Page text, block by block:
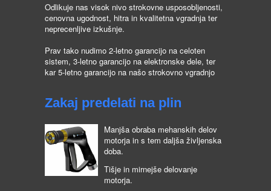
Odlikuje nas visok nivo strokovne usposobljenosti,
cenovna ugodnost, hitra in kvalitetna vgradnja ter
neprecenljive izkušnje.
Prav tako nudimo 2-letno garancijo na celoten
sistem, 3-letno garancijo na elektronske dele, ter
kar 5-letno garancijo na našo strokovno vgradnjo
Zakaj predelati na plin
Manjša obraba mehanskih delov
motorja in s tem daljša življenska
doba.
Tišje in mirnejše delovanje
motorja.